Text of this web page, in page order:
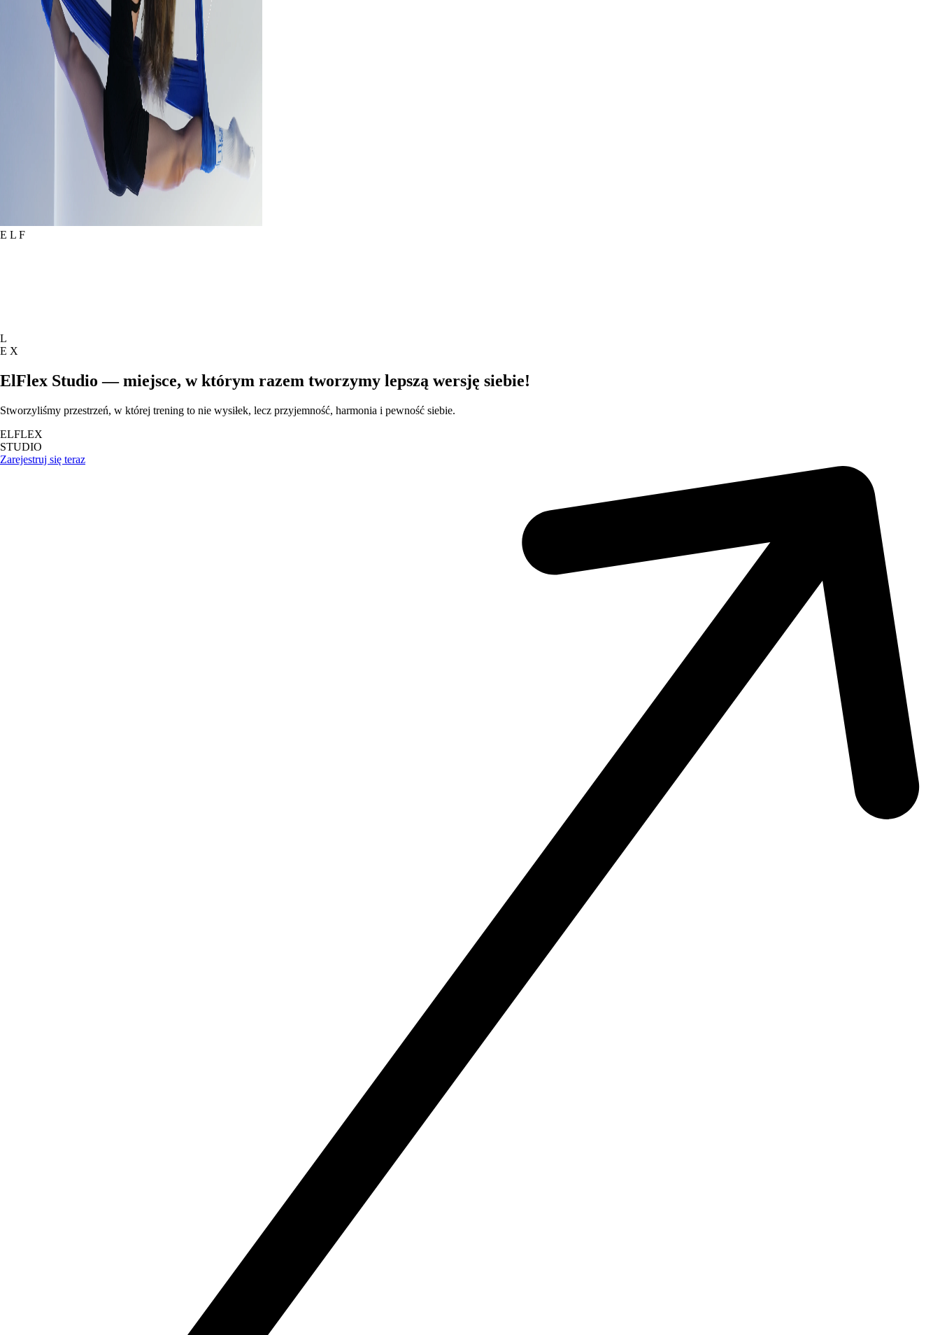
E L F
L
E X
ElFlex Studio — miejsce, w którym razem tworzymy lepszą wersję siebie!
Stworzyliśmy przestrzeń, w której trening to nie wysiłek, lecz przyjemność, harmonia i pewność siebie.
ELFLEX
STUDIO
Zarejestruj się teraz